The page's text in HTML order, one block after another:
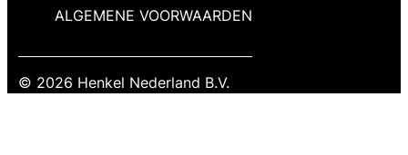
ALGEMENE VOORWAARDEN
© 2026 Henkel Nederland B.V.